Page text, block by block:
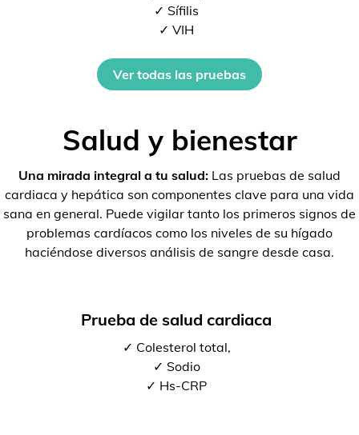
✓ Sífilis
✓ VIH
Ver todas las pruebas
Salud y bienestar
Una mirada integral a tu salud: Las pruebas de salud
cardiaca y hepática son componentes clave para una vida
sana en general. Puede vigilar tanto los primeros signos de
problemas cardíacos como los niveles de su hígado
haciéndose diversos análisis de sangre desde casa.
Prueba de salud cardiaca
✓ Colesterol total,
✓ Sodio
✓ Hs-CRP